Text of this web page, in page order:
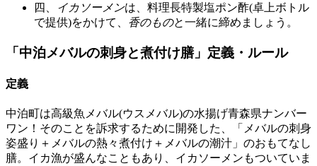
四、
イカソーメンは、料理長特製塩ポン酢(卓上ボトル
で提供)をかけて、 香のものと一緒に締めましょう。
「中泊メバルの刺身と煮付け膳」定義・ルール
定義
中泊町は高級魚メバル(ウスメバル)の水揚げ青森県ナンバー
ワン！そのことを訴求するために開発した、「メバルの刺身
姿盛り＋メバルの熱々煮付け＋メバルの潮汁」のおもてなし
膳。イカ漁が盛んなこともあり、イカソーメンもついていま